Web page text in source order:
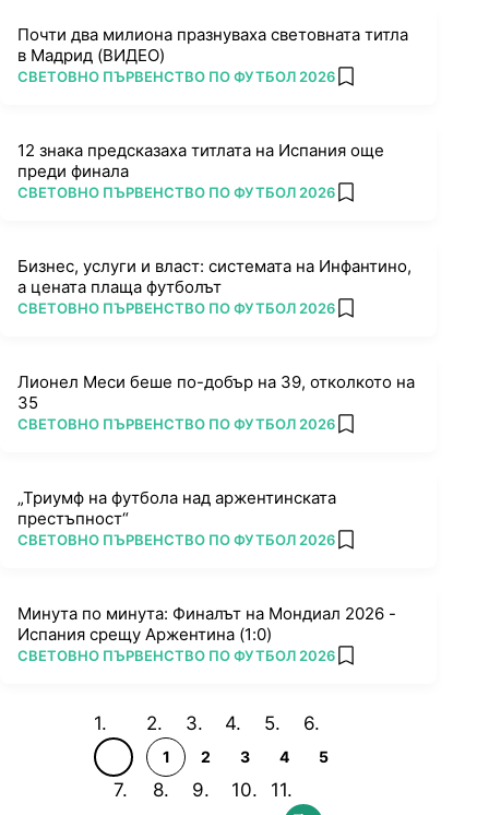
Почти два милиона празнуваха световната титла
в Мадрид (ВИДЕО)
ПОВЕЧЕ ОТ
СВЕТОВНО ПЪРВЕНСТВО ПО ФУТБОЛ 2026 add favorites
12 знака предсказаха титлата на Испания още
преди финала
ПОВЕЧЕ ОТ
СВЕТОВНО ПЪРВЕНСТВО ПО ФУТБОЛ 2026 add favorites
Бизнес, услуги и власт: системата на Инфантино,
а цената плаща футболът
ПОВЕЧЕ ОТ
СВЕТОВНО ПЪРВЕНСТВО ПО ФУТБОЛ 2026 add favorites
Лионел Меси беше по-добър на 39, отколкото на
35
ПОВЕЧЕ ОТ
СВЕТОВНО ПЪРВЕНСТВО ПО ФУТБОЛ 2026 add favorites
„Триумф на футбола над аржентинската
престъпност“
ПОВЕЧЕ ОТ
СВЕТОВНО ПЪРВЕНСТВО ПО ФУТБОЛ 2026 add favorites
Минута по минута: Финалът на Мондиал 2026 -
Испания срещу Аржентина (1:0)
ПОВЕЧЕ ОТ
СВЕТОВНО ПЪРВЕНСТВО ПО ФУТБОЛ 2026 add favorites
1 2 3 4 5